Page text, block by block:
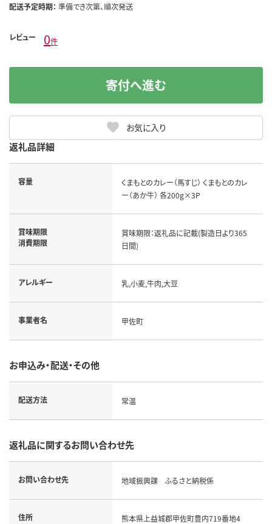
配送予定時期： 準備でき次第、順次発送
レビュー 0件
お気に入り
寄付へ進む
返礼品詳細
容量
くまもとのカレー（馬すじ） くまもとのカレ
ー（あか牛） 各200g×3P
賞味期限
消費期限
賞味期限：返礼品に記載(製造日より365
日間)
アレルギー 乳,小麦,牛肉,大豆
事業者名 甲佐町
お申込み・配送・その他
配送方法 常温
返礼品に関するお問い合わせ先
お問い合わせ先 地域振興課 ふるさと納税係
住所 熊本県上益城郡甲佐町豊内719番地4